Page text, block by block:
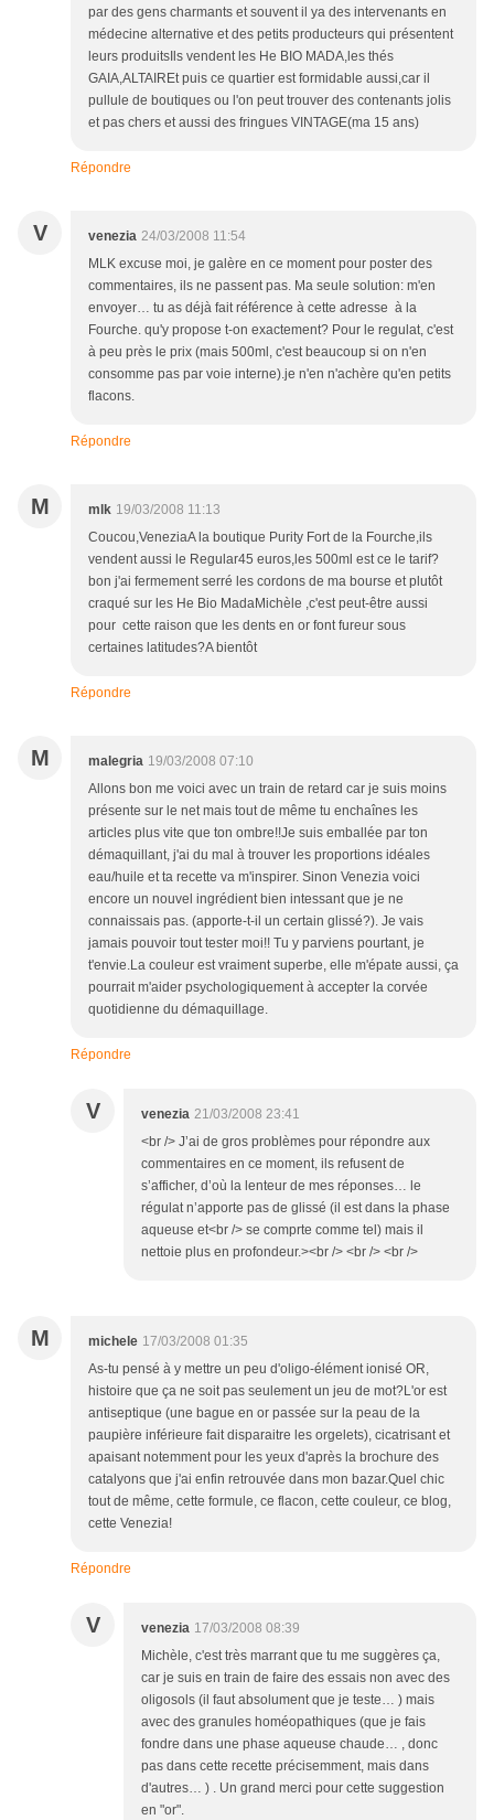
par des gens charmants et souvent il ya des intervenants en
médecine alternative et des petits producteurs qui présentent
leurs produitsIls vendent les He BIO MADA,les thés
GAIA,ALTAIREt puis ce quartier est formidable aussi,car il
pullule de boutiques ou l'on peut trouver des contenants jolis
et pas chers et aussi des fringues VINTAGE(ma 15 ans)
Répondre
V venezia 24/03/2008 11:54
MLK excuse moi, je galère en ce moment pour poster des
commentaires, ils ne passent pas. Ma seule solution: m'en
envoyer… tu as déjà fait référence à cette adresse à la
Fourche. qu'y propose t-on exactement? Pour le regulat, c'est
à peu près le prix (mais 500ml, c'est beaucoup si on n'en
consomme pas par voie interne).je n'en n'achère qu'en petits
flacons.
Répondre
M mlk 19/03/2008 11:13
Coucou,VeneziaA la boutique Purity Fort de la Fourche,ils
vendent aussi le Regular45 euros,les 500ml est ce le tarif?
bon j'ai fermement serré les cordons de ma bourse et plutôt
craqué sur les He Bio MadaMichèle ,c'est peut-être aussi
pour cette raison que les dents en or font fureur sous
certaines latitudes?A bientôt
Répondre
M malegria 19/03/2008 07:10
Allons bon me voici avec un train de retard car je suis moins
présente sur le net mais tout de même tu enchaînes les
articles plus vite que ton ombre!!Je suis emballée par ton
démaquillant, j'ai du mal à trouver les proportions idéales
eau/huile et ta recette va m'inspirer. Sinon Venezia voici
encore un nouvel ingrédient bien intessant que je ne
connaissais pas. (apporte-t-il un certain glissé?). Je vais
jamais pouvoir tout tester moi!! Tu y parviens pourtant, je
t'envie.La couleur est vraiment superbe, elle m'épate aussi, ça
pourrait m'aider psychologiquement à accepter la corvée
quotidienne du démaquillage.
Répondre
V venezia 21/03/2008 23:41
<br /> J’ai de gros problèmes pour répondre aux
commentaires en ce moment, ils refusent de
s’afficher, d’où la lenteur de mes réponses… le
régulat n’apporte pas de glissé (il est dans la phase
aqueuse et<br /> se comprte comme tel) mais il
nettoie plus en profondeur.><br /> <br /> <br />
M michele 17/03/2008 01:35
As-tu pensé à y mettre un peu d'oligo-élément ionisé OR,
histoire que ça ne soit pas seulement un jeu de mot?L'or est
antiseptique (une bague en or passée sur la peau de la
paupière inférieure fait disparaitre les orgelets), cicatrisant et
apaisant notemment pour les yeux d'après la brochure des
catalyons que j'ai enfin retrouvée dans mon bazar.Quel chic
tout de même, cette formule, ce flacon, cette couleur, ce blog,
cette Venezia!
Répondre
V venezia 17/03/2008 08:39
Michèle, c'est très marrant que tu me suggères ça,
car je suis en train de faire des essais non avec des
oligosols (il faut absolument que je teste… ) mais
avec des granules homéopathiques (que je fais
fondre dans une phase aqueuse chaude… , donc
pas dans cette recette précisemment, mais dans
d'autres… ) . Un grand merci pour cette suggestion
en "or".